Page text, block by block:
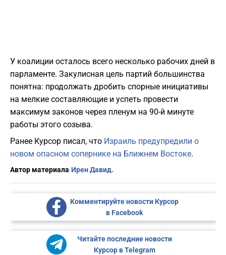
У коалиции осталось всего несколько рабочих дней в
парламенте. Закулисная цель партий большинства
понятна: продолжать дробить спорные инициативы
на мелкие составляющие и успеть провести
максимум законов через пленум на 90-й минуте
работы этого созыва.
Ранее Курсор писал, что Израиль предупредили о
новом опасном сопернике на Ближнем Востоке.
Автор материала Ирен Давид.
Комментируйте новости Курсор
в Facebook
Читайте последние новости
Курсор в Telegram